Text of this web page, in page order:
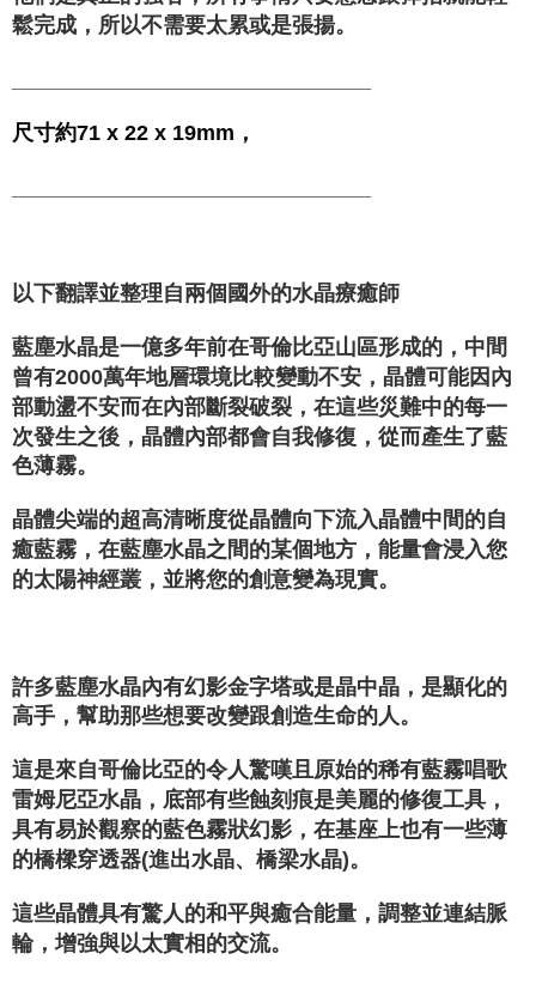
鬆完成，所以不需要太累或是張揚。
尺寸約71 x 22 x 19mm，
以下翻譯並整理自兩個國外的水晶療癒師
藍塵水晶是一億多年前在哥倫比亞山區形成的，中間
曾有2000萬年地層環境比較變動不安，晶體可能因內
部動盪不安而在內部斷裂破裂，在這些災難中的每一
次發生之後，晶體內部都會自我修復，從而產生了藍
色薄霧。
晶體尖端的超高清晰度從晶體向下流入晶體中間的自
癒藍霧，在藍塵水晶之間的某個地方，能量會浸入您
的太陽神經叢，並將您的創意變為現實。
許多藍塵水晶內有幻影金字塔或是晶中晶，是顯化的
高手，幫助那些想要改變跟創造生命的人。
這是來自哥倫比亞的令人驚嘆且原始的稀有藍霧唱歌
雷姆尼亞水晶，底部有些蝕刻痕是美麗的修復工具，
具有易於觀察的藍色霧狀幻影，在基座上也有一些薄
的橋樑穿透器(進出水晶、橋梁水晶)。
這些晶體具有驚人的和平與癒合能量，調整並連結脈
輪，增強與以太實相的交流。